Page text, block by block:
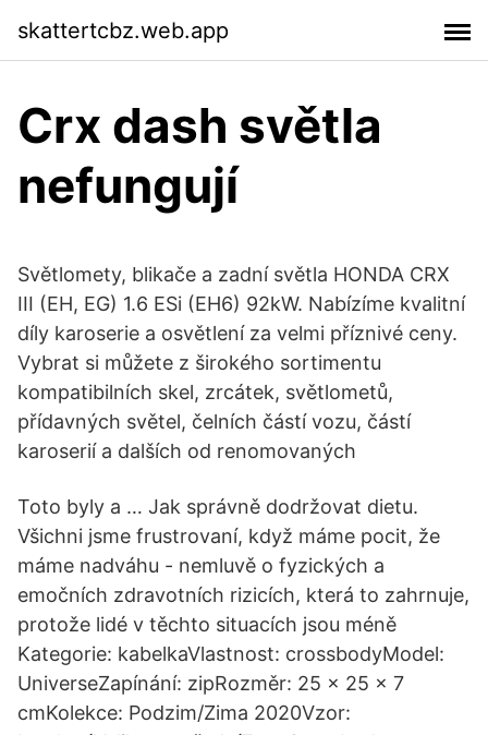
skattertcbz.web.app
Crx dash světla
nefungují
Světlomety, blikače a zadní světla HONDA CRX
III (EH, EG) 1.6 ESi (EH6) 92kW. Nabízíme kvalitní
díly karoserie a osvětlení za velmi příznivé ceny.
Vybrat si můžete z širokého sortimentu
kompatibilních skel, zrcátek, světlometů,
přídavných světel, čelních částí vozu, částí
karoserií a dalších od renomovaných
Toto byly a … Jak správně dodržovat dietu.
Všichni jsme frustrovaní, když máme pocit, že
máme nadváhu - nemluvě o fyzických a
emočních zdravotních rizicích, která to zahrnuje,
protože lidé v těchto situacích jsou méně
Kategorie: kabelkaVlastnost: crossbodyModel:
UniverseZapínání: zipRozměr: 25 x 25 x 7
cmKolekce: Podzim/Zima 2020Vzor: